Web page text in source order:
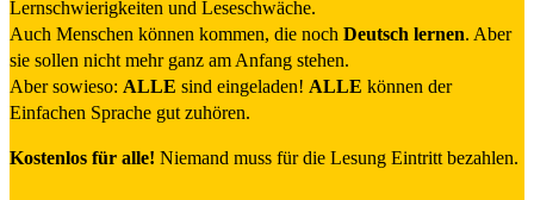
Lernschwierigkeiten und Leseschwäche.
Auch Menschen können kommen, die noch Deutsch lernen. Aber
sie sollen nicht mehr ganz am Anfang stehen.
Aber sowieso: ALLE sind eingeladen! ALLE können der
Einfachen Sprache gut zuhören.
Kostenlos für alle! Niemand muss für die Lesung Eintritt bezahlen.